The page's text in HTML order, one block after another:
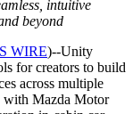
en directen ligne
entier
intuitive
beyond
WIRE)--Unity
for creators to build
across multiple
with Mazda Motor